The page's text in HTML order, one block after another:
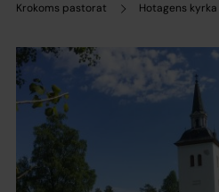
Krokoms pastorat Hotagens kyrka